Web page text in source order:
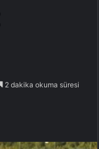
2 dakika okuma süresi